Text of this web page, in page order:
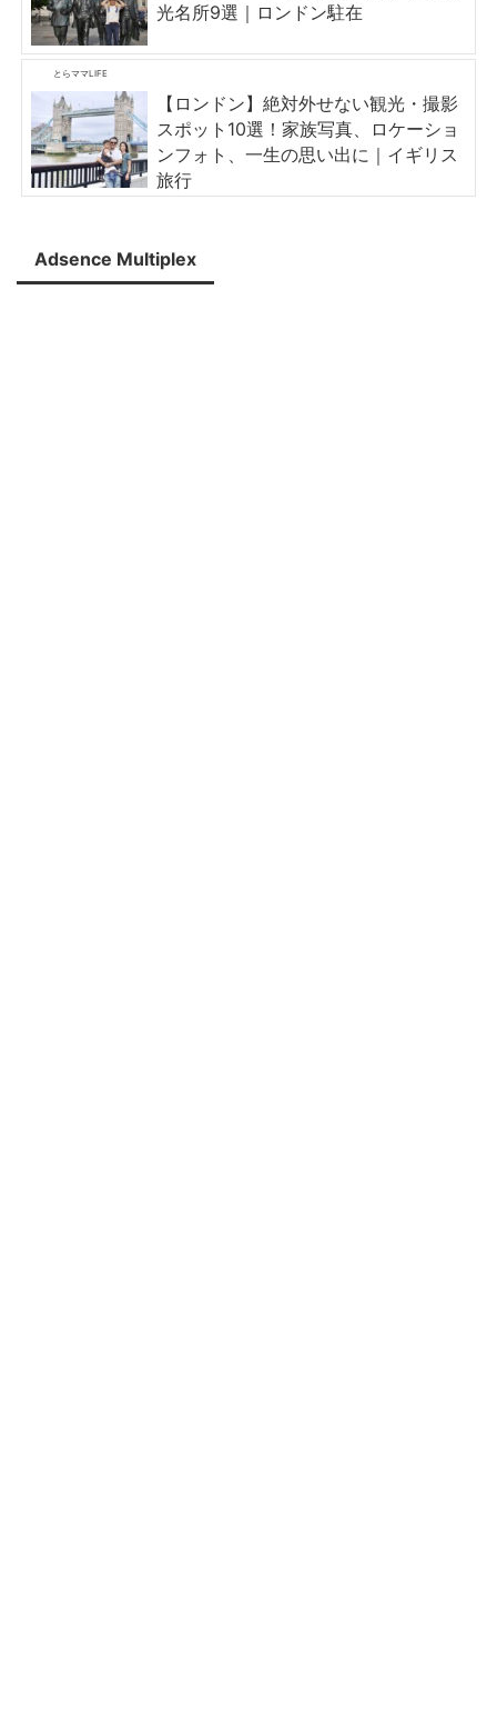
光名所9選｜ロンドン駐在
とらママLIFE
【ロンドン】絶対外せない観光・撮影
スポット10選！家族写真、ロケーショ
ンフォト、一生の思い出に｜イギリス
旅行
Adsence Multiplex